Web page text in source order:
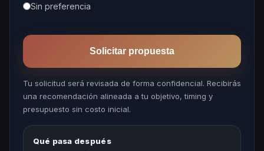
Sin preferencia
Solicitar propuesta
Tu solicitud será revisada de forma confidencial. Recibirás
una recomendación alineada a tu objetivo, timing y
presupuesto sin costo inicial.
Qué pasa después